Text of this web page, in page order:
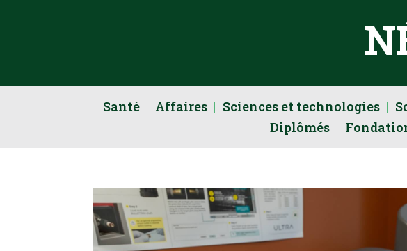
Santé Affaires Sciences et technologies
Diplômés